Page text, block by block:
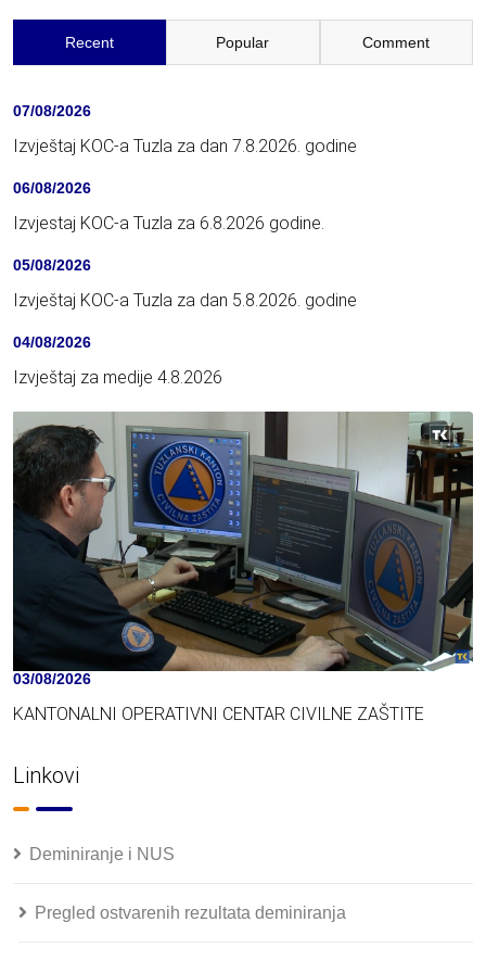
Recent Popular Comment
07/08/2026
Izvještaj KOC-a Tuzla za dan 7.8.2026. godine
06/08/2026
Izvjestaj KOC-a Tuzla za 6.8.2026 godine.
05/08/2026
Izvještaj KOC-a Tuzla za dan 5.8.2026. godine
04/08/2026
Izvještaj za medije 4.8.2026
03/08/2026
KANTONALNI OPERATIVNI CENTAR CIVILNE ZAŠTITE
Linkovi
Deminiranje i NUS
Pregled ostvarenih rezultata deminiranja